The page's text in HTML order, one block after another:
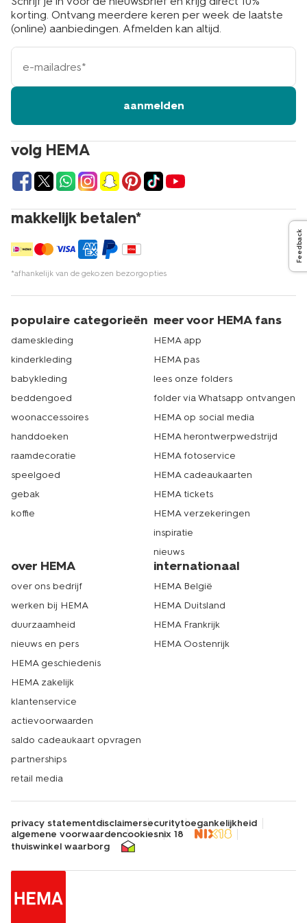
volg HEMA
makkelijk betalen*
*afhankelijk van de gekozen bezorgopties
korting. Ontvang meerdere keren per week de laatste
(online) aanbiedingen. Afmelden kan altijd.
e-
mailadres
aanmelden
populaire categorieën
dameskleding
kinderkleding
babykleding
beddengoed
woonaccessoires
handdoeken
raamdecoratie
speelgoed
gebak
koffie
meer voor HEMA fans
HEMA app
HEMA pas
lees onze folders
folder via Whatsapp ontvangen
HEMA op social media
HEMA herontwerpwedstrijd
HEMA fotoservice
HEMA cadeaukaarten
HEMA tickets
HEMA verzekeringen
inspiratie
nieuws
over HEMA
over ons bedrijf
werken bij HEMA
duurzaamheid
nieuws en pers
HEMA geschiedenis
HEMA zakelijk
klantenservice
actievoorwaarden
saldo cadeaukaart opvragen
partnerships
retail media
internationaal
HEMA België
HEMA Duitsland
HEMA Frankrijk
HEMA Oostenrijk
privacy statementdisclaimersecuritytoegankelijkheid
algemene voorwaardencookiesnix 18
thuiswinkel waarborg
Feedback